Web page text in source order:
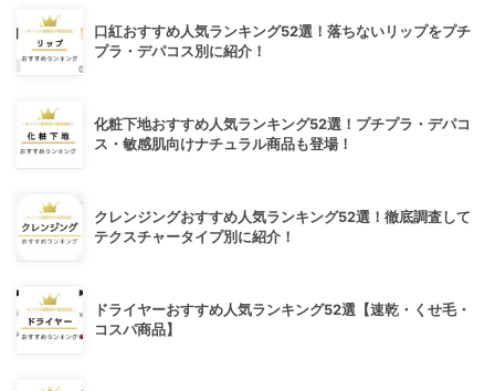
口紅おすすめ人気ランキング52選！落ちないリップをプチ
プラ・デパコス別に紹介！
化粧下地おすすめ人気ランキング52選！プチプラ・デパコ
ス・敏感肌向けナチュラル商品も登場！
クレンジングおすすめ人気ランキング52選！徹底調査して
テクスチャータイプ別に紹介！
ドライヤーおすすめ人気ランキング52選【速乾・くせ毛・
コスパ商品】